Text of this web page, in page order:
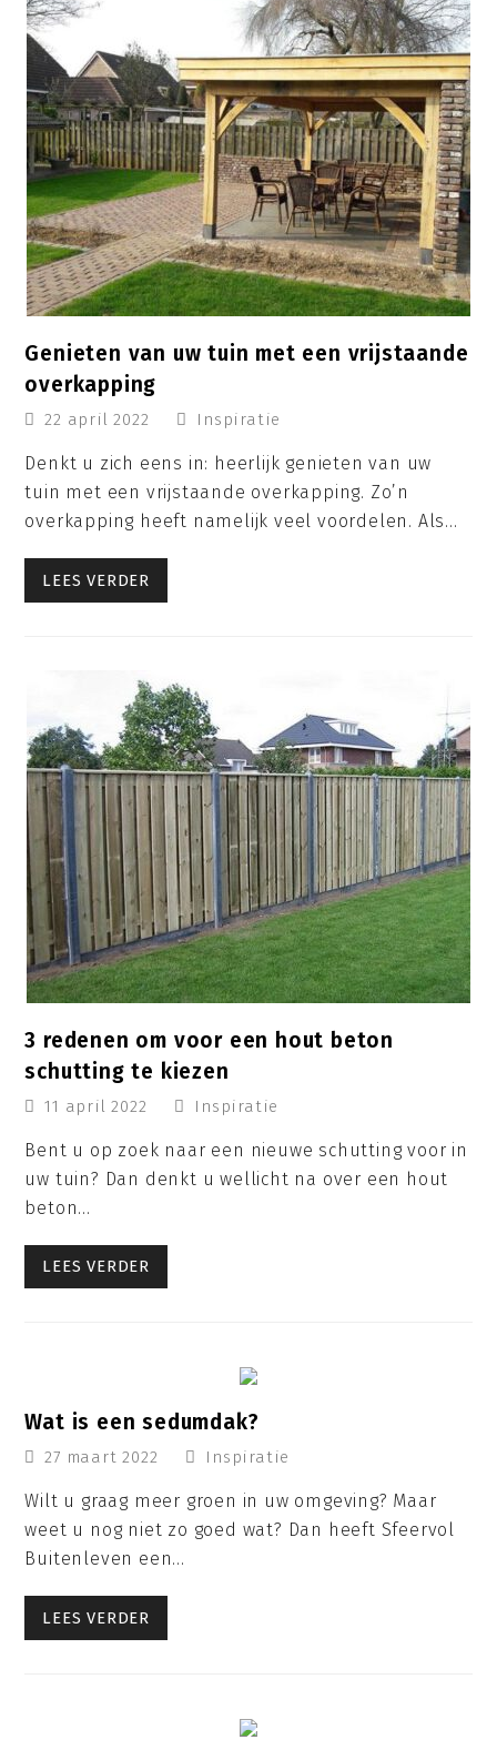
Genieten van uw tuin met een vrijstaande
overkapping
22 april 2022 Inspiratie
Denkt u zich eens in: heerlijk genieten van uw
tuin met een vrijstaande overkapping. Zo’n
overkapping heeft namelijk veel voordelen. Als…
LEES VERDER
3 redenen om voor een hout beton
schutting te kiezen
11 april 2022 Inspiratie
Bent u op zoek naar een nieuwe schutting voor in
uw tuin? Dan denkt u wellicht na over een hout
beton…
LEES VERDER
Wat is een sedumdak?
27 maart 2022 Inspiratie
Wilt u graag meer groen in uw omgeving? Maar
weet u nog niet zo goed wat? Dan heeft Sfeervol
Buitenleven een…
LEES VERDER